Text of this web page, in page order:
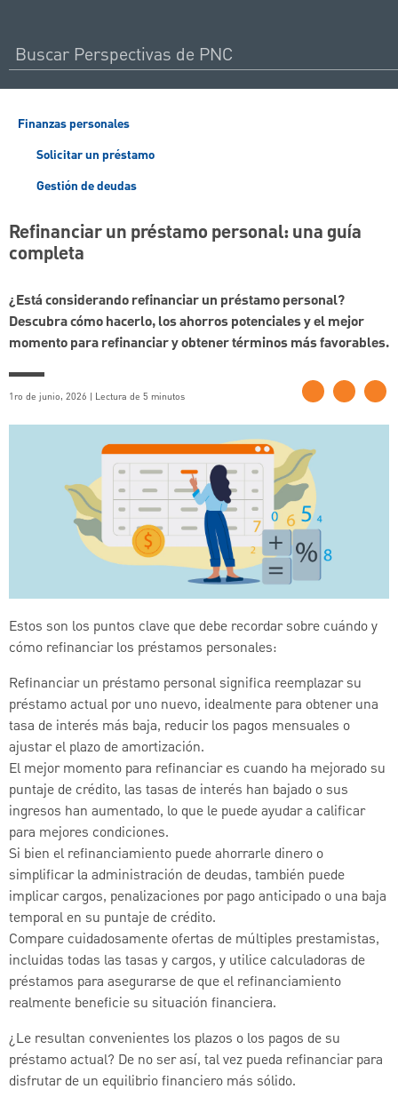
Finanzas personales
Solicitar un préstamo
Gestión de deudas
Refinanciar un préstamo personal: una guía
completa
¿Está considerando refinanciar un préstamo personal?
Descubra cómo hacerlo, los ahorros potenciales y el mejor
momento para refinanciar y obtener términos más favorables.
1ro de junio, 2026 | Lectura de 5 minutos
Estos son los puntos clave que debe recordar sobre cuándo y
cómo refinanciar los préstamos personales:
Refinanciar un préstamo personal significa reemplazar su
préstamo actual por uno nuevo, idealmente para obtener una
tasa de interés más baja, reducir los pagos mensuales o
ajustar el plazo de amortización.
El mejor momento para refinanciar es cuando ha mejorado su
puntaje de crédito, las tasas de interés han bajado o sus
ingresos han aumentado, lo que le puede ayudar a calificar
para mejores condiciones.
Si bien el refinanciamiento puede ahorrarle dinero o
simplificar la administración de deudas, también puede
implicar cargos, penalizaciones por pago anticipado o una baja
temporal en su puntaje de crédito.
Compare cuidadosamente ofertas de múltiples prestamistas,
incluidas todas las tasas y cargos, y utilice calculadoras de
préstamos para asegurarse de que el refinanciamiento
realmente beneficie su situación financiera.
¿Le resultan convenientes los plazos o los pagos de su
préstamo actual? De no ser así, tal vez pueda refinanciar para
disfrutar de un equilibrio financiero más sólido.